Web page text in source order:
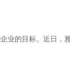
业的目标。近日